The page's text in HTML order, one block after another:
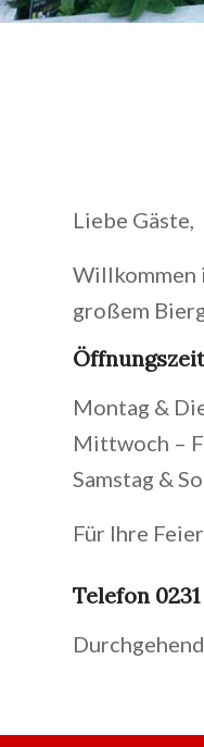
Liebe Gäste,
Willkommen
großem
Montag
Für Ihre
Telefon 0231